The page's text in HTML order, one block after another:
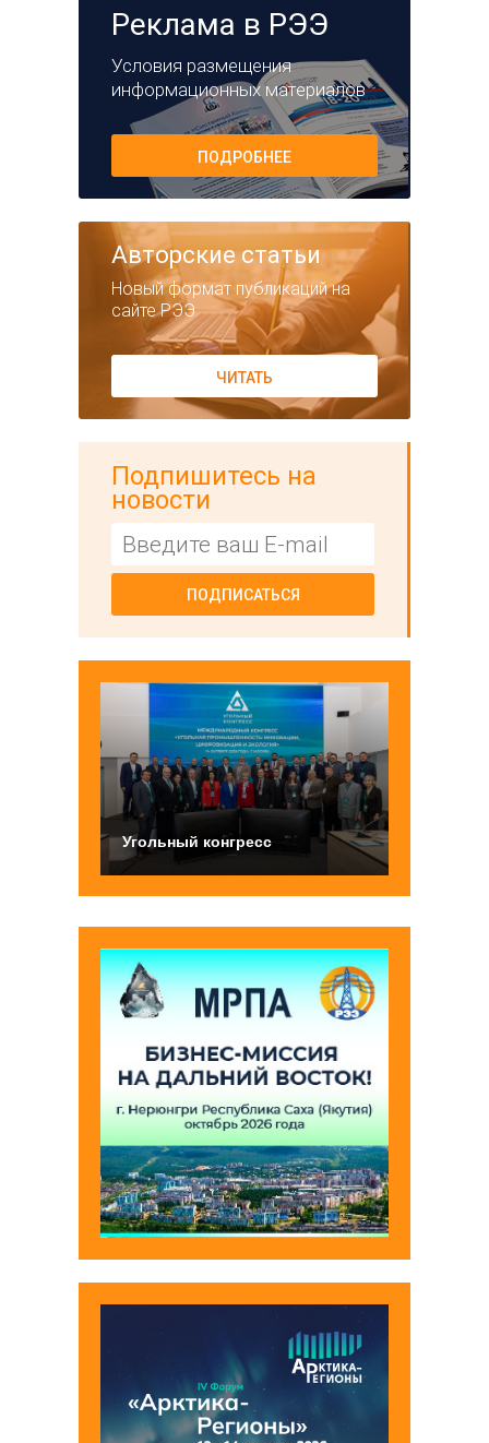
Реклама в РЭЭ
Условия размещения
информационных материалов
ПОДРОБНЕЕ
Авторские статьи
Новый формат публикаций на
сайте РЭЭ
ЧИТАТЬ
Подпишитесь на
новости
ПОДПИСАТЬСЯ
Угольный конгресс